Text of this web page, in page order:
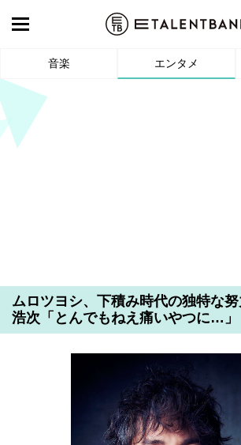
音楽 エンタメ
ムロツヨシ、下積み時代の独特な
浩次「とんでもねえ痛いやつに…」